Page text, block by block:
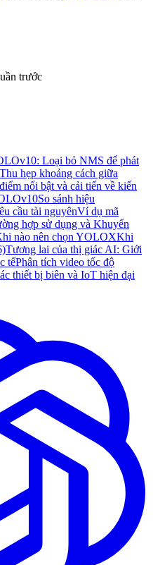
trước
Loại bỏ NMS để phát
hẹp khoảng cách giữa
nổi bật và cải tiến về kiến
So sánh hiệu
cầu tài nguyênVí dụ mã
hợp sử dụng và Khuyến
nào nên chọn YOLOXKhi
Tương lai của thị giác AI: Giới
tếPhân tích video tốc độ
thiết bị biên và IoT hiện đại